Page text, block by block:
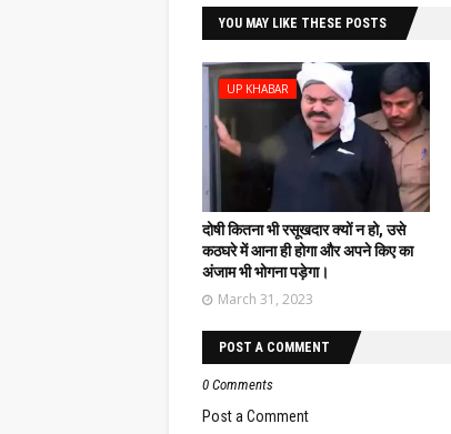
YOU MAY LIKE THESE POSTS
UP KHABAR
दोषी कितना भी रसूखदार क्यों न हो, उसे
कठघरे में आना ही होगा और अपने किए का
अंजाम भी भोगना पड़ेगा।
March 31, 2023
POST A COMMENT
0 Comments
Post a Comment